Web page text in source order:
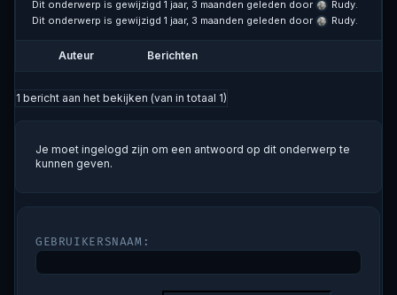
Dit onderwerp is gewijzigd 1 jaar, 3 maanden geleden door Rudy.
Dit onderwerp is gewijzigd 1 jaar, 3 maanden geleden door
Rudy.
Auteur Berichten
1 bericht aan het bekijken (van in totaal 1)
Je moet ingelogd zijn om een antwoord op dit onderwerp te
kunnen geven.
GEBRUIKERSNAAM: